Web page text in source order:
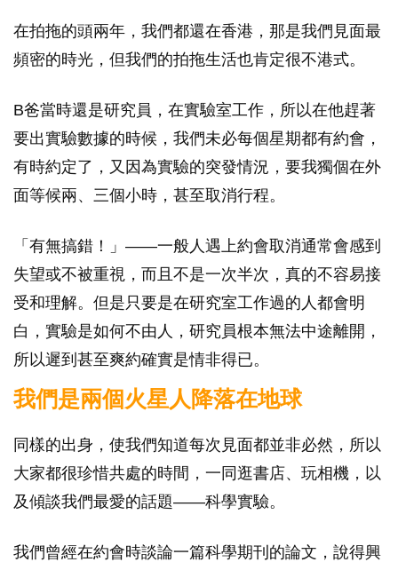
在拍拖的頭兩年，我們都還在香港，那是我們見面最
頻密的時光，但我們的拍拖生活也肯定很不港式。
B爸當時還是研究員，在實驗室工作，所以在他趕著
要出實驗數據的時候，我們未必每個星期都有約會，
有時約定了，又因為實驗的突發情況，要我獨個在外
面等候兩、三個小時，甚至取消行程。
「有無搞錯！」——一般人遇上約會取消通常會感到
失望或不被重視，而且不是一次半次，真的不容易接
受和理解。但是只要是在研究室工作過的人都會明
白，實驗是如何不由人，研究員根本無法中途離開，
所以遲到甚至爽約確實是情非得已。
我們是兩個火星人降落在地球
同樣的出身，使我們知道每次見面都並非必然，所以
大家都很珍惜共處的時間，一同逛書店、玩相機，以
及傾談我們最愛的話題——科學實驗。
我們曾經在約會時談論一篇科學期刊的論文，說得興